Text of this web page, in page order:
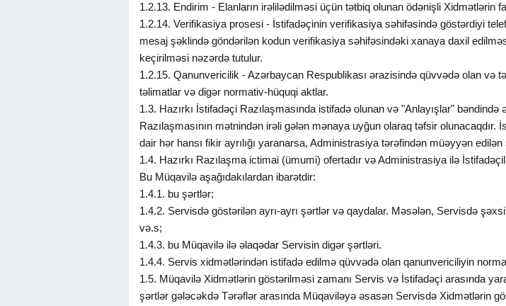
1.2.13. Endirim - Elanların irəlilədilməsi üçün tətbiq olunan ödənişli Xidmətlərin
1.2.14. Verifikasiya prosesi - İstifadəçinin verifikasiya səhifəsində göstərdiyi
mesaj şəklində göndərilən kodun verifikasiya səhifəsindəki xanaya daxil
keçirilməsi nəzərdə tutulur.
1.2.15. Qanunvericilik - Azərbaycan Respublikası ərazisində qüvvədə olan və
təlimatlar və digər normativ-hüquqi aktlar.
1.3. Hazırkı İstifadəçi Razılaşmasında istifadə olunan və "Anlayışlar"
Razılaşmasının mətnindən irəli gələn mənaya uyğun olaraq təfsir
dair hər hansı fikir ayrılığı yaranarsa, Administrasiya tərəfindən müəyyən
1.4. Hazırkı Razılaşma ictimai (ümumi) ofertadır və Administrasiya ilə
Bu Müqavilə aşağıdakılardan ibarətdir:
1.4.1. bu şərtlər;
1.4.2. Servisdə göstərilən ayrı-ayrı şərtlər və qaydalar. Məsələn, Servisdə
və.s;
1.4.3. bu Müqavilə ilə əlaqədar Servisin digər şərtləri.
1.4.4. Servis xidmətlərindən istifadə edilmə qüvvədə olan qanunvericiliyin
1.5. Müqavilə Xidmətlərin göstərilməsi zamanı Servis və İstifadəçi arasında
şərtlər gələcəkdə Tərəflər arasında Müqaviləyə əsasən Servisdə Xidmətlərin